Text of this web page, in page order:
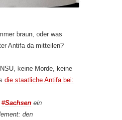
braun, oder was
Antifa da mitteilen?
keine Morde, keine
die staatliche Antifa bei:
#Sachsen ein
den